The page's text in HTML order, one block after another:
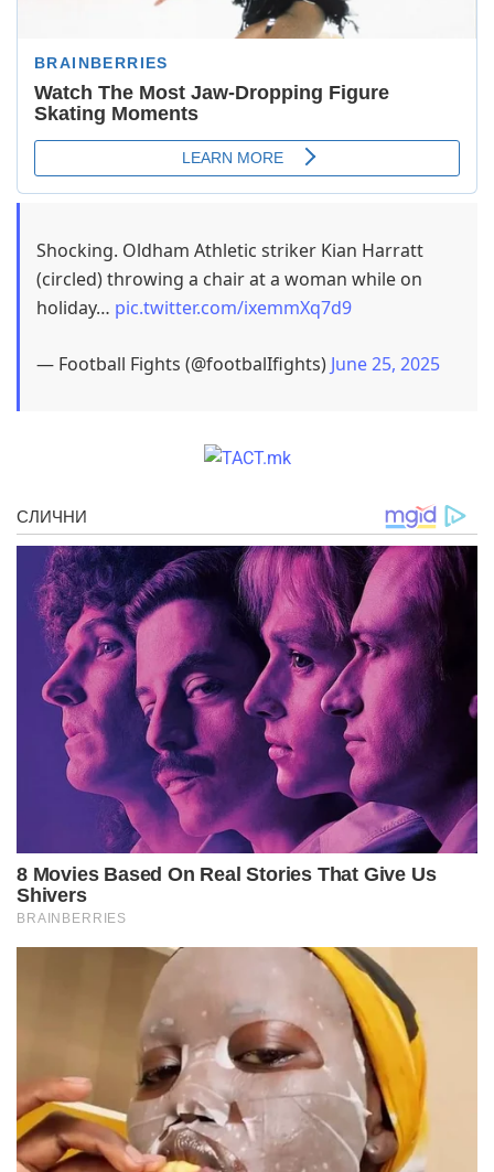
Shocking. Oldham Athletic striker Kian Harratt
(circled) throwing a chair at a woman while on
holiday… pic.twitter.com/ixemmXq7d9
— Football Fights (@footbalIfights) June 25, 2025